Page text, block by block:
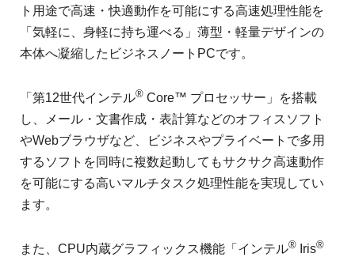
ト用途で高速・快適動作を可能にする高速処理性能を
「気軽に、身軽に持ち運べる」薄型・軽量デザインの
本体へ凝縮したビジネスノートPCです。
「第12世代インテル® Core™ プロセッサー」を搭載
し、メール・文書作成・表計算などのオフィスソフト
やWebブラウザなど、ビジネスやプライベートで多用
するソフトを同時に複数起動してもサクサク高速動作
を可能にする高いマルチタスク処理性能を実現してい
ます。
また、CPU内蔵グラフィックス機能「インテル® Iris®